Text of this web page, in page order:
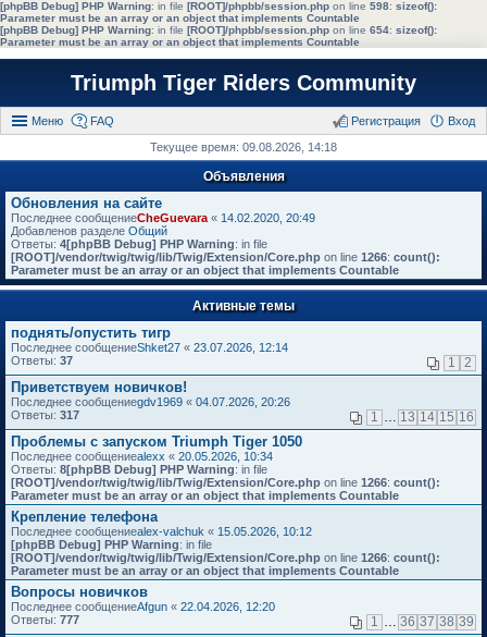
[phpBB Debug] PHP Warning: in file [ROOT]/phpbb/session.php on line 598: sizeof():
Parameter must be an array or an object that implements Countable
[phpBB Debug] PHP Warning: in file [ROOT]/phpbb/session.php on line 654: sizeof():
Parameter must be an array or an object that implements Countable
Triumph Tiger Riders Community
Меню FAQ Вход
Регистрация
Текущее время: 09.08.2026, 14:18
Объявления
Обновления на сайте
Последнее сообщениеCheGuevara « 14.02.2020, 20:49
Добавленов разделе Общий
Ответы: 4[phpBB Debug] PHP Warning: in file
[ROOT]/vendor/twig/twig/lib/Twig/Extension/Core.php on line 1266: count():
Parameter must be an array or an object that implements Countable
Активные темы
поднять/опустить тигр
Последнее сообщениеShket27 « 23.07.2026, 12:14
Ответы: 37 1 2
Приветствуем новичков!
Последнее сообщениеgdv1969 « 04.07.2026, 20:26
Ответы: 317 1 … 13 14 15 16
Проблемы с запуском Triumph Tiger 1050
Последнее сообщениеalexx « 20.05.2026, 10:34
Ответы: 8[phpBB Debug] PHP Warning: in file
[ROOT]/vendor/twig/twig/lib/Twig/Extension/Core.php on line 1266: count():
Parameter must be an array or an object that implements Countable
Крепление телефона
Последнее сообщениеalex-valchuk « 15.05.2026, 10:12
[phpBB Debug] PHP Warning: in file
[ROOT]/vendor/twig/twig/lib/Twig/Extension/Core.php on line 1266: count():
Parameter must be an array or an object that implements Countable
Вопросы новичков
Последнее сообщениеAfgun « 22.04.2026, 12:20
Ответы: 777 1 … 36 37 38 39